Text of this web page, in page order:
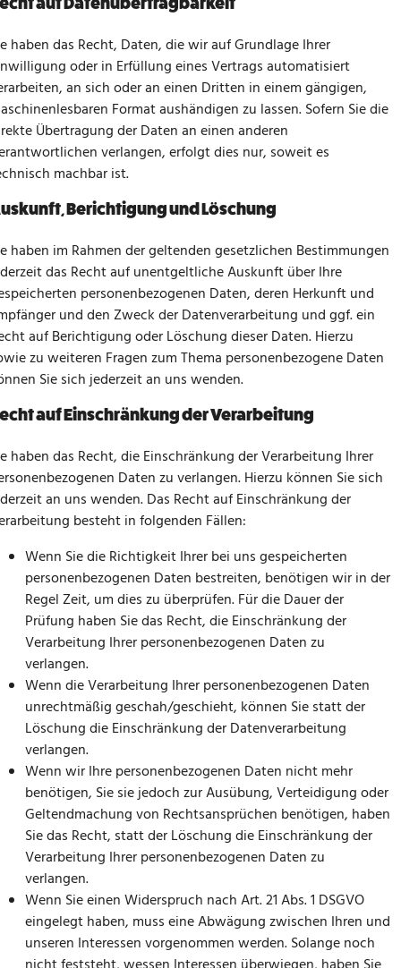
haben das Recht, Daten, die wir auf Grundlage Ihrer
oder in Erfüllung eines Vertrags automatisiert
an sich oder an einen Dritten in einem gängigen,
Format aushändigen zu lassen. Sofern Sie die
Übertragung der Daten an einen anderen
verlangen, erfolgt dies nur, soweit es
machbar ist.
Berichtigung und Löschung
haben im Rahmen der geltenden gesetzlichen Bestimmungen
das Recht auf unentgeltliche Auskunft über Ihre
personenbezogenen Daten, deren Herkunft und
und den Zweck der Datenverarbeitung und ggf. ein
auf Berichtigung oder Löschung dieser Daten. Hierzu
zu weiteren Fragen zum Thema personenbezogene Daten
Sie sich jederzeit an uns wenden.
auf Einschränkung der Verarbeitung
haben das Recht, die Einschränkung der Verarbeitung Ihrer
Daten zu verlangen. Hierzu können Sie sich
an uns wenden. Das Recht auf Einschränkung der
besteht in folgenden Fällen:
Wenn Sie die Richtigkeit Ihrer bei uns gespeicherten
personenbezogenen Daten bestreiten, benötigen wir in der
Regel Zeit, um dies zu überprüfen. Für die Dauer der
Prüfung haben Sie das Recht, die Einschränkung der
Verarbeitung Ihrer personenbezogenen Daten zu
verlangen.
Wenn die Verarbeitung Ihrer personenbezogenen Daten
unrechtmäßig geschah/geschieht, können Sie statt der
Löschung die Einschränkung der Datenverarbeitung
verlangen.
Wenn wir Ihre personenbezogenen Daten nicht mehr
benötigen, Sie sie jedoch zur Ausübung, Verteidigung oder
Geltendmachung von Rechtsansprüchen benötigen, haben
Sie das Recht, statt der Löschung die Einschränkung der
Verarbeitung Ihrer personenbezogenen Daten zu
verlangen.
Wenn Sie einen Widerspruch nach Art. 21 Abs. 1 DSGVO
eingelegt haben, muss eine Abwägung zwischen Ihren und
unseren Interessen vorgenommen werden. Solange noch